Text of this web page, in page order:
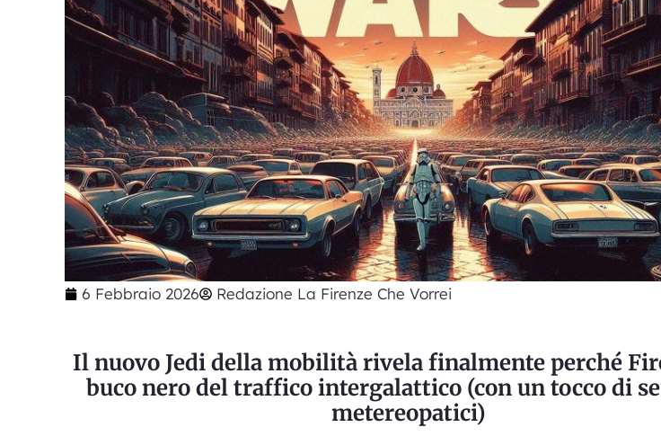
6 Febbraio 2026 Redazione La Firenze Che Vorrei
Il nuovo Jedi della mobilità rivela finalmente perché
buco nero del traffico intergalattico (con un tocco di
metereopatici)